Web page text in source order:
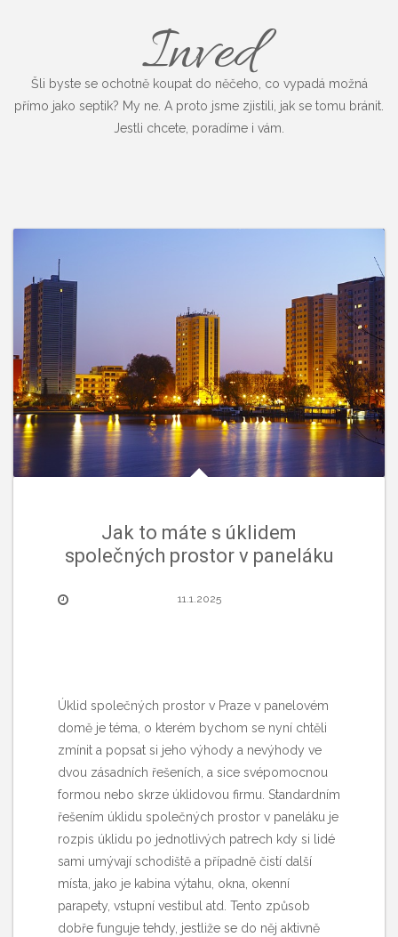
Inved
Šli byste se ochotně koupat do něčeho, co vypadá možná
přímo jako septik? My ne. A proto jsme zjistili, jak se tomu bránit.
Jestli chcete, poradíme i vám.
Jak to máte s úklidem
společných prostor v paneláku
11.1.2025
Úklid společných prostor v Praze v panelovém
domě je téma, o kterém bychom se nyní chtěli
zmínit a popsat si jeho výhody a nevýhody ve
dvou zásadních řešeních, a sice svépomocnou
formou nebo skrze úklidovou firmu. Standardním
řešením úklidu společných prostor v paneláku je
rozpis úklidu po jednotlivých patrech kdy si lidé
sami umývají schodiště a případně čistí další
místa, jako je kabina výtahu, okna, okenní
parapety, vstupní vestibul atd. Tento způsob
dobře funguje tehdy, jestliže se do něj aktivně